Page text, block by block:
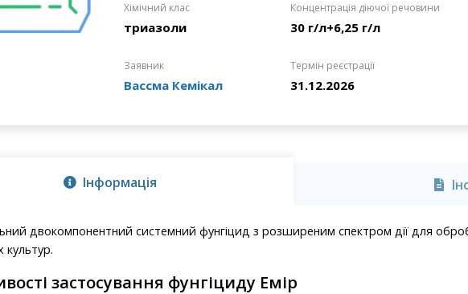
Хімічний клас
триазоли
Концентрація діючої речовини
30 г/л+6,25 г/л
Заявник
Вассма Кемікал
Термін реєстрації
31.12.2026
Інформація
двокомпонентний системний фунгіцид з розширеним спектром дії для
культур.
застосування фунгіциду Емір